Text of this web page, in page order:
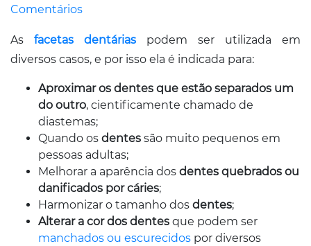
Comentários
As facetas dentárias podem ser utilizada em
diversos casos, e por isso ela é indicada para:
Aproximar os dentes que estão separados um
do outro, cientificamente chamado de
diastemas;
Quando os dentes são muito pequenos em
pessoas adultas;
Melhorar a aparência dos dentes quebrados ou
danificados por cáries;
Harmonizar o tamanho dos dentes;
Alterar a cor dos dentes que podem ser
manchados ou escurecidos por diversos